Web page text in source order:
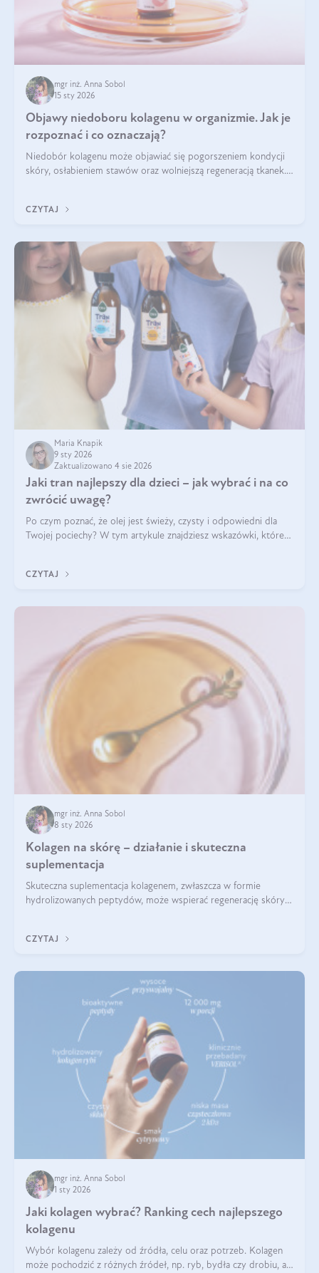
mgr inż. Anna Sobol
15 sty 2026
Objawy niedoboru kolagenu w organizmie. Jak je
rozpoznać i co oznaczają?
Niedobór kolagenu może objawiać się pogorszeniem kondycji
skóry, osłabieniem stawów oraz wolniejszą regeneracją tkanek.
osłabienie włosów.
CZYTAJ
Maria Knapik
9 sty 2026
Zaktualizowano 4 sie 2026
Jaki tran najlepszy dla dzieci – jak wybrać i na co
zwrócić uwagę?
Po czym poznać, że olej jest świeży, czysty i odpowiedni dla
Twojej pociechy? W tym artykule znajdziesz wskazówki, które
CZYTAJ
mgr inż. Anna Sobol
8 sty 2026
Kolagen na skórę – działanie i skuteczna
suplementacja
Skuteczna suplementacja kolagenem, zwłaszcza w formie
hydrolizowanych peptydów, może wspierać regenerację skóry i
CZYTAJ
mgr inż. Anna Sobol
1 sty 2026
Jaki kolagen wybrać? Ranking cech najlepszego
kolagenu
Wybór kolagenu zależy od źródła, celu oraz potrzeb. Kolagen
może pochodzić z różnych źródeł, np. ryb, bydła czy drobiu, a